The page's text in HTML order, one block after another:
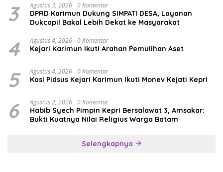
3 Agustus 3, 2026 0 Komentar
DPRD Karimun Dukung SIMPATI DESA, Layanan
Dukcapil Bakal Lebih Dekat ke Masyarakat
4 Agustus 4, 2026 0 Komentar
Kejari Karimun Ikuti Arahan Pemulihan Aset
5 Agustus 4, 2026 0 Komentar
Kasi Pidsus Kejari Karimun Ikuti Monev Kejati Kepri
6 Agustus 2, 2026 0 Komentar
Habib Syech Pimpin Kepri Bersalawat 3, Amsakar:
Bukti Kuatnya Nilai Religius Warga Batam
Selengkapnya